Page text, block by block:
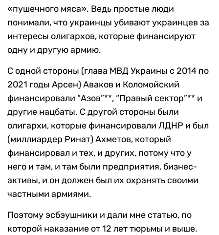
«пушечного мяса». Ведь простые люди
понимали, что украинцы убивают украинцев за
интересы олигархов, которые финансируют
одну и другую армию.
С одной стороны (глава МВД Украины с 2014 по
2021 годы Арсен) Аваков и Коломойский
финансировали “Азов”**, “Правый сектор”** и
другие нацбаты. С другой стороны были
олигархи, которые финансировали ЛДНР и был
(миллиардер Ринат) Ахметов, который
финансировал и тех, и других, потому что у
него и там, и там были предприятия, бизнес-
активы, и он должен был их охранять своими
частными армиями.
Поэтому эсбэушники и дали мне статью, по
которой наказание от 12 лет тюрьмы и выше.